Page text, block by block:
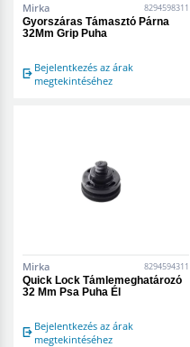
Mirka 8294598311
Gyorszáras Támasztó Párna
32Mm Grip Puha
Bejelentkezés az árak
megtekintéséhez
Mirka 8294594311
Quick Lock Támlemeghatározó
32 Mm Psa Puha Él
Bejelentkezés az árak
megtekintéséhez